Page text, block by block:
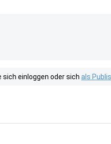
einloggen oder sich als